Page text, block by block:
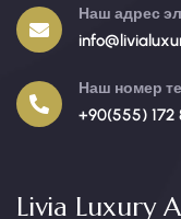
Наш адрес
Наш номер
+90(555) 172
Livia Luxury